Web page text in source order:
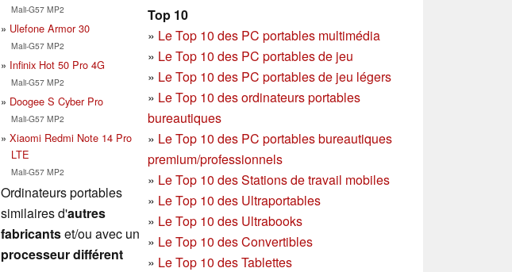
Mali-G57 MP2
Ulefone Armor 30
Mali-G57 MP2
Infinix Hot 50 Pro 4G
Mali-G57 MP2
Doogee S Cyber Pro
Mali-G57 MP2
Xiaomi Redmi Note 14 Pro
LTE
Mali-G57 MP2
Ordinateurs portables
similaires d'autres
fabricantset/ou avec un
processeur différent
Top 10
» Le Top 10 des PC portables multimédia
» Le Top 10 des PC portables de jeu
» Le Top 10 des PC portables de jeu légers
» Le Top 10 des ordinateurs portables
bureautiques
» Le Top 10 des PC portables bureautiques
premium/professionnels
» Le Top 10 des Stations de travail mobiles
» Le Top 10 des Ultraportables
» Le Top 10 des Ultrabooks
» Le Top 10 des Convertibles
» Le Top 10 des Tablettes